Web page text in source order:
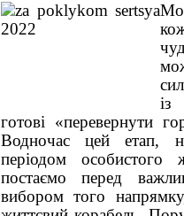
із
готові «перевернути
Водночас цей етап,
періодом
постаємо перед
вибором того